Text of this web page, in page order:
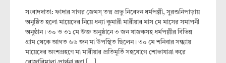
সংবাদদাতা: ফাদার সাগর জেমস্ তপ্ন প্রভু নিবেদন ধর্মপল্লী, সুরশুনিপাড়ায়
অনুষ্ঠিত হলো মায়েদের নিয়ে ধন্যা কুমারী মারীয়ার মাস মে মাসের সমাপনী
অনুষ্ঠান। ৩০ ও ৩১ মে উক্ত অনুষ্ঠানে ৩ জন যাজকসহ ধর্মপল্লীর বিভিন্ন
গ্রাম থেকে আগত ৬৬ জন মা উপস্থিত ছিলেন। ৩০ মে শনিবার সন্ধ্যায়
মায়েদের অংশগ্রহণে মা মারীয়ার প্রতিমূর্তি সহযোগে শোভাযাত্রা করে